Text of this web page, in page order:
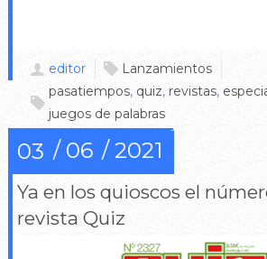
editor
Lanzamientos
pasatiempos, quiz, revistas,
juegos de palabras
0
03 06 2021
Ya en los quioscos el
revista Quiz